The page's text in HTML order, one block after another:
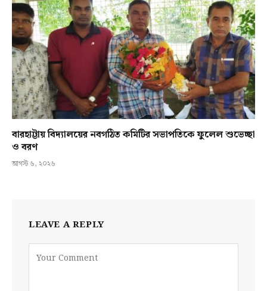
বারহাট্টায় বিদ্যালয়ের নবগঠিত কমিটির সভাপতিকে ফুলেল শুভেচ্ছা
ও বরণ
আগস্ট ৬, ২০২৬
LEAVE A REPLY